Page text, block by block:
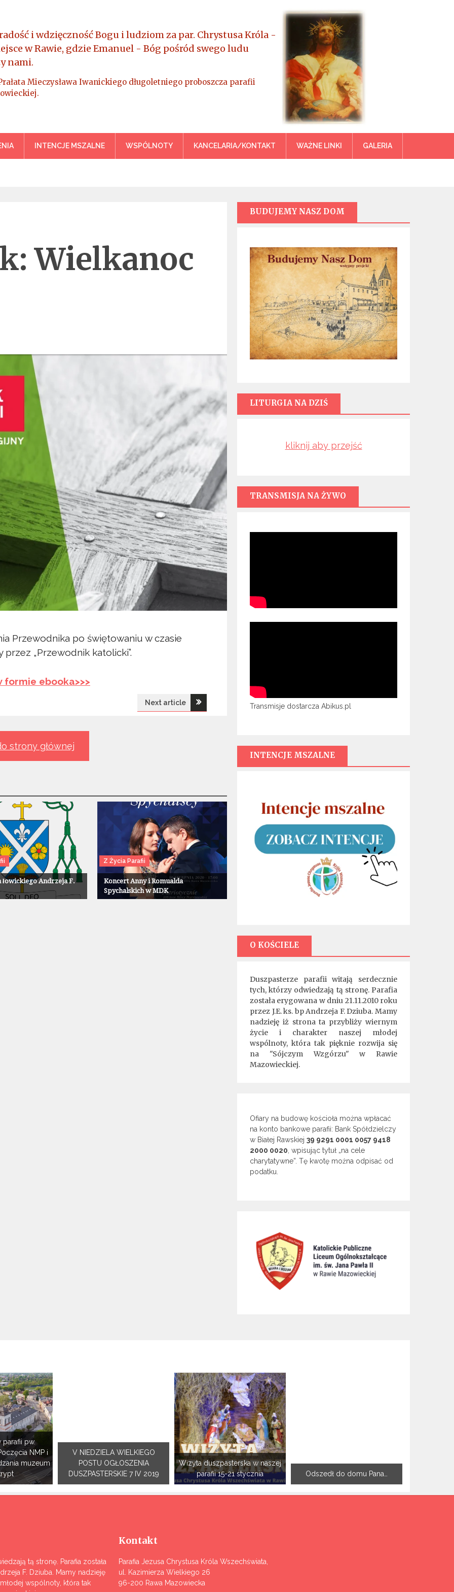
Wszechświata – Rawa Mazowiecka
i wdzięczność Bogu i ludziom za par. Chrystusa Króla -
w Rawie, gdzie Emanuel - Bóg pośród swego ludu
nami.
Mieczysława Iwanickiego długoletniego proboszcza parafii
INTENCJE MSZALNE WSPÓLNOTY KANCELARIA/KONTAKT WAŻNE LINKI GALERIA
Wielkanoc
Przewodnika po świętowaniu w czasie
„Przewodnik katolicki”.
ebooka>>>
Next article
strony głównej
łowickiego Andrzeja F.
Z Życia Parafii
Koncert Anny i Romualda
Spychalskich w MDK
BUDUJEMY NASZ DOM
LITURGIA NA DZIŚ
kliknij aby przejść
TRANSMISJA NA ŻYWO
Transmisje dostarcza Abikus.pl
INTENCJE MSZALNE
O KOŚCIELE
Duszpasterze parafii witają serdecznie
tych, którzy odwiedzają tą stronę. Parafia
została erygowana w dniu 21.11.2010 roku
przez J.E. ks. bp Andrzeja F. Dziuba. Mamy
nadzieję iż strona ta przybliży wiernym
życie i charakter naszej młodej
wspólnoty, która tak pięknie rozwija się
na "Sójczym Wzgórzu" w Rawie
Mazowieckiej.
Ofiary na budowę kościoła można wpłacać
na konto bankowe parafii: Bank Spółdzielczy
w Białej Rawskiej 39 9291 0001 0057 9418
2000 0020 , wpisując tytuł „na cele
charytatywne”. Tę kwotę można odpisać od
podatku.
parafii pw.
NMP i
muzeum
V NIEDZIELA WIELKIEGO
POSTU OGŁOSZENIA
DUSZPASTERSKIE 7 IV 2019
Wizyta duszpasterska w naszej
parafii 15-21 stycznia
Odszedł do domu Pana…
tą stronę. Parafia została
F. Dziuba. Mamy nadzieję
wspólnoty, która tak
Kontakt
Parafia Jezusa Chrystusa Króla Wszechświata,
ul. Kazimierza Wielkiego 26
96-200 Rawa Mazowiecka